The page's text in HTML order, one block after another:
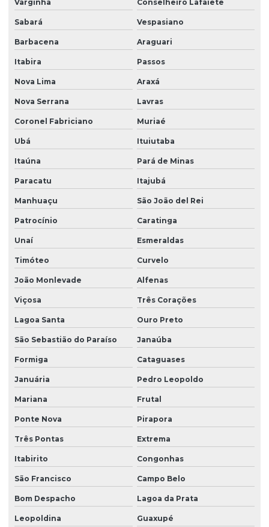
Distribuidor de plantio de grama em são paulo
Empreiteira de plantio de grama esmeralda em sp
Empresa de árvores nativas em paraná
Empresa de árvores nativas em são paulo
Empresa de grama batatais
Empresa de grama bermuda
Empresa de grama bermuda em paraná
Empresa de grama bermuda em são paulo
Empresa de grama esmeralda
Empresa de grama esmeralda em paraná
Empresa de grama esmeralda em são paulo
Empresa de grama são carlos
Empresa de hidrossemeadura
Empresa de leiva de grama
Empresa de plantio de grama
Empresa de plantio de grama em paraná
Empresa de plantio de grama em são paulo
Empresa produtora de grama batatais
Empresa produtora de grama para campo de golfe
Empresa produtora de grama entregue para obras
Empresa produtora de grama esmeralda
Varginha Conselheiro Lafaiete
Sabará Vespasiano
Barbacena Araguari
Itabira Passos
Nova Lima Araxá
Nova Serrana Lavras
Coronel Fabriciano Muriaé
Ubá Ituiutaba
Itaúna Pará de Minas
Paracatu Itajubá
Manhuaçu São João del Rei
Patrocínio Caratinga
Unaí Esmeraldas
Timóteo Curvelo
João Monlevade Alfenas
Viçosa Três Corações
Lagoa Santa Ouro Preto
São Sebastião do Paraíso Janaúba
Formiga Cataguases
Januária Pedro Leopoldo
Mariana Frutal
Ponte Nova Pirapora
Três Pontas Extrema
Itabirito Congonhas
São Francisco Campo Belo
Bom Despacho Lagoa da Prata
Leopoldina Guaxupé